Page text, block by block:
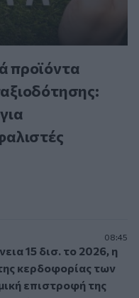
προϊόντα
08:45
15 δισ. το 2026, η
κερδοφορίας των
επιστροφή της